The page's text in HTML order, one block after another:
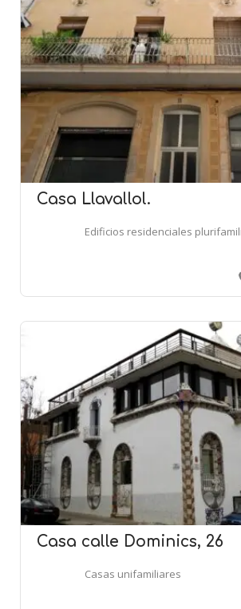
Casa Llavallol.
Edificios residenciales
Casa calle Dominics, 26
Casas unifamiliares